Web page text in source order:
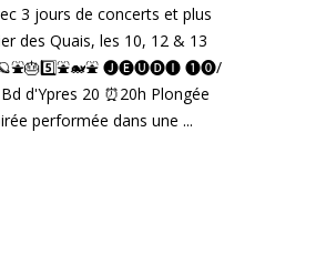
3 jours de concerts et plus
des Quais, les 10, 12 & 13
🅙🅔🅤🅓🅘 ❶⓿/
d'Ypres 20 ⏰20h Plongée
performée dans une